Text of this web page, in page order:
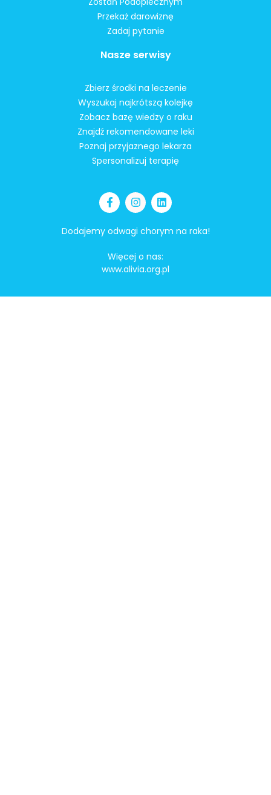
Przekaż darowiznę
Zadaj pytanie
Nasze serwisy
Zbierz środki na leczenie
Wyszukaj najkrótszą kolejkę
Zobacz bazę wiedzy o raku
Znajdź rekomendowane leki
Poznaj przyjaznego lekarza
Spersonalizuj terapię
Dodajemy odwagi chorym na raka!
Więcej o nas:
www.alivia.org.pl